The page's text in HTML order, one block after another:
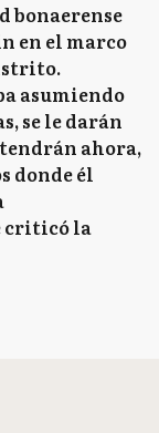
bonaerense
en el marco
asumiendo
se le darán
ahora,
donde él
criticó la